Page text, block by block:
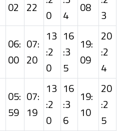
02 22 0
4
08 3
06:
00
07:
20
13
:2
0
16
:3
5
19:
09
20
:2
4
05:
59
07:
19
13
:2
0
16
:3
6
19:
10
20
:2
5